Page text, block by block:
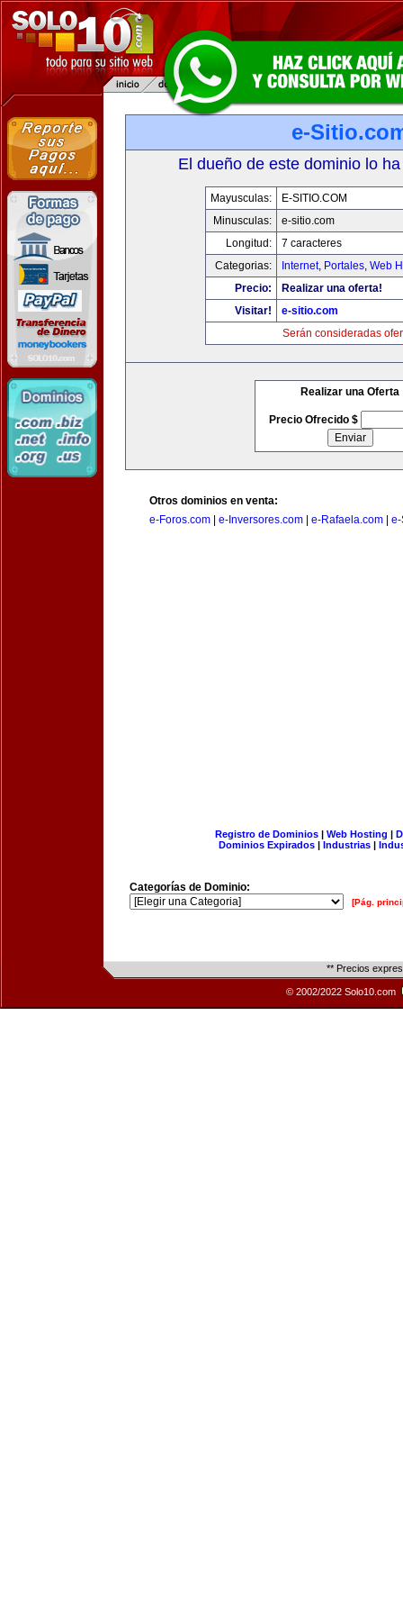
e-
El dueño de este dominio lo
Mayusculas:
E-SITIO.COM
Minusculas:
e-sitio.com
Longitud:
7 caracteres
Categorias:
Internet, Portales, Web
Precio:
Realizar una oferta!
Visitar!
e-sitio.com
Serán consideradas
Realizar una Oferta
Precio Ofrecido $
Otros dominios en venta:
e-Foros.com
e-Inversores.com e-Rafaela.com e-
Registro de Dominios| Web Hosting |
Dominios Expirados | Industrias |
Categorías de Dominio:
[Pág.
** Precios
© 2002/2022 Solo10.com